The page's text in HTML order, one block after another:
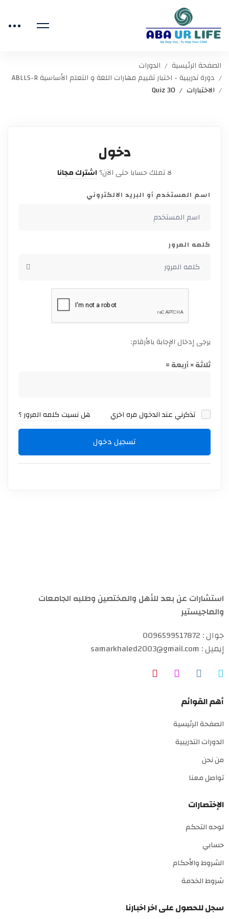
الصفحة الرئيسية
الدورات
دورة تدريبية - اختبار تقييم مهارات اللغة و التعلم الأساسية ABLLS-R
الاختبارات
Quiz 30
دخول
لا تملك حسابا حتى الآن؟ اشترك مجانا
اسم المستخدم أو البريد الالكتروني
كلمه المرور
يرجى إدخال الإجابة بالأرقام:
ثلاثة × أربعة =
تذكرني عند الدخول مره اخري هل نسيت كلمه المرور ؟
تسجيل دخول
استشارات عن بعد للأهل والمختصين وطلبه الجامعات
والماجيستير
جوال : 0096599517872
إيميل : samarkhaled2003@gmail.com
أهم القوائم
الصفحة الرئيسية
الدورات التدريبية
من نحن
تواصل معنا
الإختصارات
لوحه التحكم
حسابي
الشروط والأحكام
شروط الخدمة
سجل للحصول على اخر اخبارنا